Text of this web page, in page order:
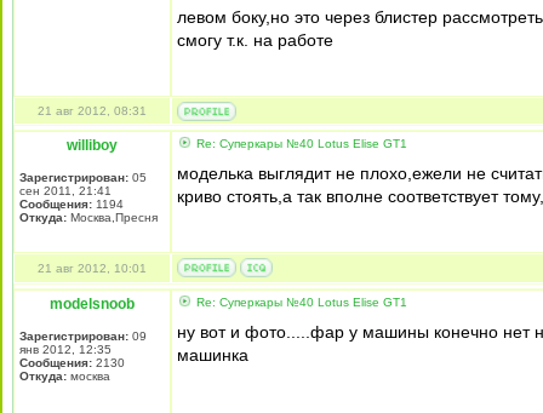
левом боку,но это через блистер
смогу т.к. на работе
21 авг 2012, 08:31
williboy
Зарегистрирован: 05
сен 2011, 21:41
Сообщения: 1194
Откуда: Москва,Пресня
Re: Суперкары №40 Lotus Еlise GT1
моделька выглядит не плохо,ежели не
криво стоять,а так вполне соответствует
21 авг 2012, 10:01
modelsnoob
Зарегистрирован: 09
янв 2012, 12:35
Сообщения: 2130
Откуда: москва
Re: Суперкары №40 Lotus Еlise GT1
ну вот и фото.....фар у машины конечно нет
машинка